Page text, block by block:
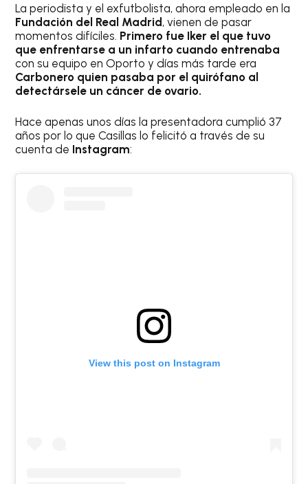
La periodista y el exfutbolista, ahora empleado en la
Fundación del Real Madrid, vienen de pasar
momentos difíciles. Primero fue Iker el que tuvo
que enfrentarse a un infarto cuando entrenaba
con su equipo en Oporto y días más tarde era
Carbonero quien pasaba por el quirófano al
detectársele un cáncer de ovario.
Hace apenas unos días la presentadora cumplió 37
años por lo que Casillas lo felicitó a través de su
cuenta de Instagram:
View this post on Instagram